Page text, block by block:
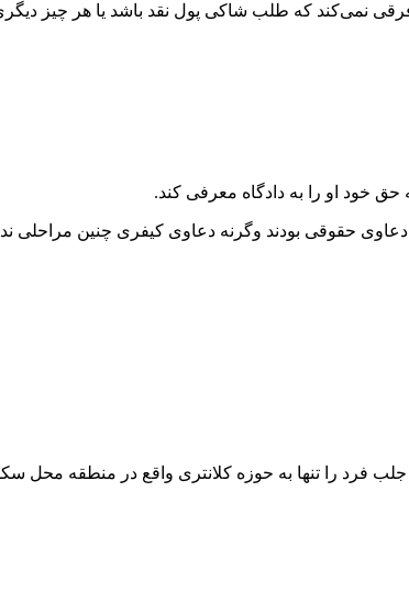
نمی‌کند که طلب شاکی پول نقد باشد یا هر چیز
خود او را به دادگاه معرفی کند.
حقوقی بودند وگرنه دعاوی کیفری چنین مراحلی
را تنها به حوزه کلانتری واقع در منطقه محل